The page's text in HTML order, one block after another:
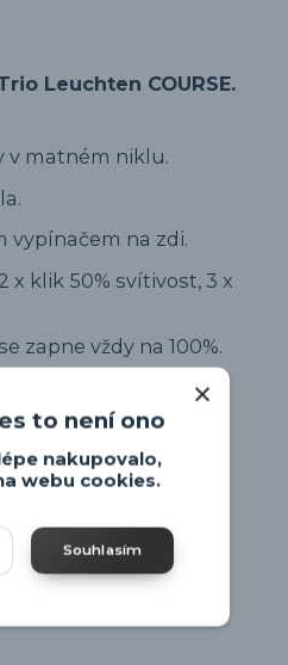
Leuchten COURSE.
v matném niklu.
vypínačem na zdi.
x klik 50% svítivost, 3 x
zapne vždy na 100%.
3000K.
to není ono
nakupovalo,
webu cookies.
Souhlasím